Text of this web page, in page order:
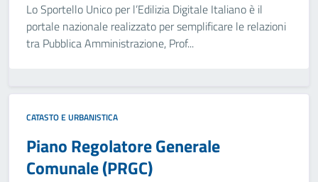
Lo Sportello Unico per l’Edilizia Digitale Italiano è il
portale nazionale realizzato per semplificare le relazioni
tra Pubblica Amministrazione, Prof...
CATASTO E URBANISTICA
Piano Regolatore Generale
Comunale (PRGC)